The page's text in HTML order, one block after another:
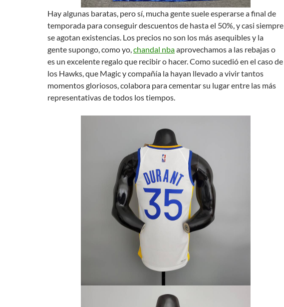
Hay algunas baratas, pero sí, mucha gente suele esperarse a final de
temporada para conseguir descuentos de hasta el 50%, y casi siempre
se agotan existencias. Los precios no son los más asequibles y la
gente supongo, como yo,chandal nbaaprovechamos a las rebajas o
es un excelente regalo que recibir o hacer. Como sucedió en el caso de
los Hawks, que Magic y compañía la hayan llevado a vivir tantos
momentos gloriosos, colabora para cementar su lugar entre las más
representativas de todos los tiempos.